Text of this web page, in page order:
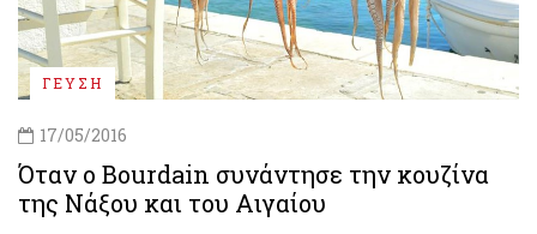
ΓΕΥΣΗ
17/05/2016
Όταν ο Bourdain συνάντησε την κουζίνα
της Νάξου και του Αιγαίου